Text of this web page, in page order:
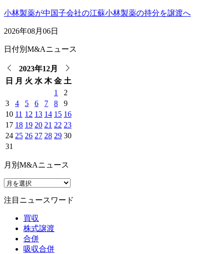
小林製薬が中国子会社の江蘇小林製薬の持分を譲渡へ
2026年08月06日
日付別M&Aニュース
2023年12月
日
月 火 水 木 金 土
1
2
3
4 5 6 7 8
9
10 11 12 13 14 15 16
17 18 19 20 21 22 23
24 25 26 27 28 29 30
31
月別M&Aニュース
注目ニュースワード
買収
株式譲渡
合併
吸収合併